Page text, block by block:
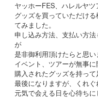
ヤッホーFES、ハレルヤ
グッズを買っていただけ
てみました。
申し込み方法、支払い方
が
是非御利用頂けたらと思い
イベント、ツアーが無事
購入されたグッズを持って
最後になりますが、くれぐ
元気で会える日を心待ちに